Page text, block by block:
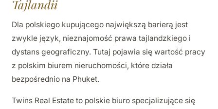
Tajlandii
Dla polskiego kupującego największą barierą jest
zwykle język, nieznajomość prawa tajlandzkiego i
dystans geograficzny. Tutaj pojawia się wartość pracy
z polskim biurem nieruchomości, które działa
bezpośrednio na Phuket.
Twins Real Estate to polskie biuro specjalizujące się